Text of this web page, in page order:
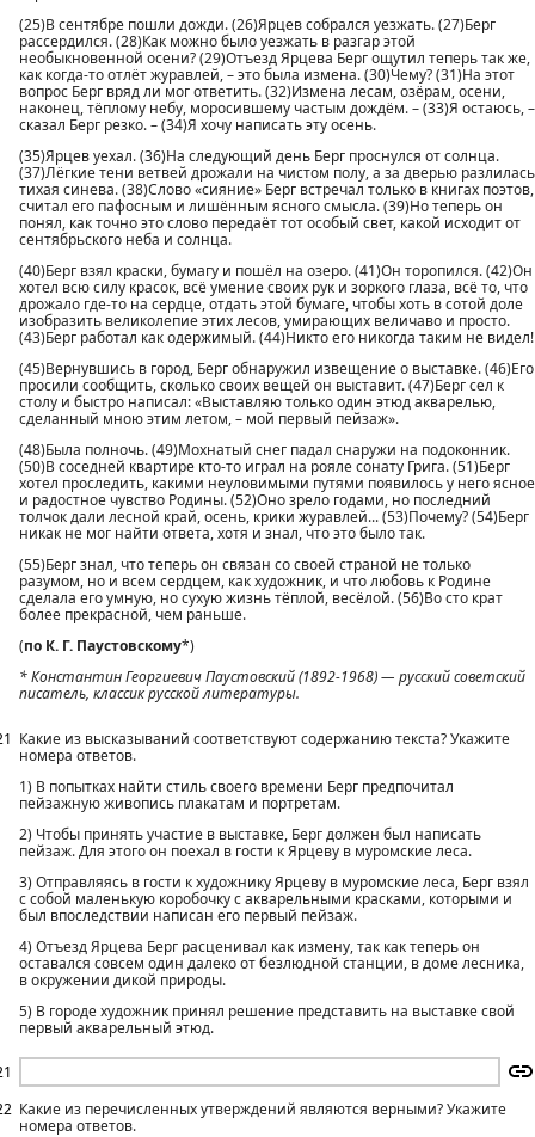
(25)В сентябре пошли дожди. (26)Ярцев собрался уезжать. (27)Берг
рассердился. (28)Как можно было уезжать в разгар этой
необыкновенной осени? (29)Отъезд Ярцева Берг ощутил теперь так же,
как когда-то отлёт журавлей, – это была измена. (30)Чему? (31)На этот
вопрос Берг вряд ли мог ответить. (32)Измена лесам, озёрам, осени,
наконец, тёплому небу, моросившему частым дождём. – (33)Я остаюсь, –
сказал Берг резко. – (34)Я хочу написать эту осень.
(35)Ярцев уехал. (36)На следующий день Берг проснулся от солнца.
(37)Лёгкие тени ветвей дрожали на чистом полу, а за дверью разлилась
тихая синева. (38)Слово «сияние» Берг встречал только в книгах поэтов,
считал его пафосным и лишённым ясного смысла. (39)Но теперь он
понял, как точно это слово передаёт тот особый свет, какой исходит от
сентябрьского неба и солнца.
(40)Берг взял краски, бумагу и пошёл на озеро. (41)Он торопился. (42)Он
хотел всю силу красок, всё умение своих рук и зоркого глаза, всё то, что
дрожало где-то на сердце, отдать этой бумаге, чтобы хоть в сотой доле
изобразить великолепие этих лесов, умирающих величаво и просто.
(43)Берг работал как одержимый. (44)Никто его никогда таким не видел!
(45)Вернувшись в город, Берг обнаружил извещение о выставке. (46)Его
просили сообщить, сколько своих вещей он выставит. (47)Берг сел к
столу и быстро написал: «Выставляю только один этюд акварелью,
сделанный мною этим летом, – мой первый пейзаж».
(48)Была полночь. (49)Мохнатый снег падал снаружи на подоконник.
(50)В соседней квартире кто-то играл на рояле сонату Грига. (51)Берг
хотел проследить, какими неуловимыми путями появилось у него ясное
и радостное чувство Родины. (52)Оно зрело годами, но последний
толчок дали лесной край, осень, крики журавлей... (53)Почему? (54)Берг
никак не мог найти ответа, хотя и знал, что это было так.
(55)Берг знал, что теперь он связан со своей страной не только
разумом, но и всем сердцем, как художник, и что любовь к Родине
сделала его умную, но сухую жизнь тёплой, весёлой. (56)Во сто крат
более прекрасной, чем раньше.
(по К. Г. Па­у­стов­ско­му*)
* Кон­стан­тин Ге­ор­ги­е­вич Па­у­стов­ский (1892-1968) — рус­ский со­вет­ский
пи­са­тель, клас­сик рус­ской ли­те­ра­ту­ры.
Какие из высказываний соответствуют содержанию текста? Укажите
номера ответов.
1) В попытках найти стиль своего времени Берг предпочитал
пейзажную живопись плакатам и портретам.
2) Чтобы принять участие в выставке, Берг должен был написать
пейзаж. Для этого он поехал в гости к Ярцеву в муромские леса.
3) Отправляясь в гости к художнику Ярцеву в муромские леса, Берг взял
с собой маленькую коробочку с акварельными красками, которыми и
был впоследствии написан его первый пейзаж.
4) Отъезд Ярцева Берг расценивал как измену, так как теперь он
оставался совсем один далеко от безлюдной станции, в доме лесника,
в окружении дикой природы.
5) В городе художник принял решение представить на выставке свой
первый акварельный этюд.
Какие из перечисленных утверждений являются верными? Укажите
номера ответов.